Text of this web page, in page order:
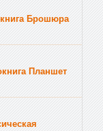
Брошюра
Планшет